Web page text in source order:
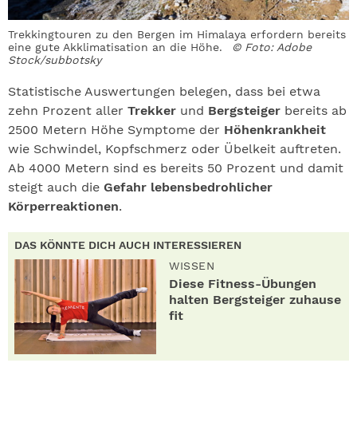
Trekkingtouren zu den Bergen im Himalaya erfordern bereits
eine gute Akklimatisation an die Höhe.
© Foto: Adobe
Stock/subbotsky
Statistische Auswertungen belegen, dass bei etwa
zehn Prozent aller Trekker und Bergsteiger bereits ab
2500 Metern Höhe Symptome der Höhenkrankheit
wie Schwindel, Kopfschmerz oder Übelkeit auftreten.
Ab 4000 Metern sind es bereits 50 Prozent und damit
steigt auch die Gefahr lebensbedrohlicher
Körperreaktionen.
DAS KÖNNTE DICH AUCH INTERESSIEREN
WISSEN
Diese Fitness-Übungen
halten Bergsteiger zuhause
fit